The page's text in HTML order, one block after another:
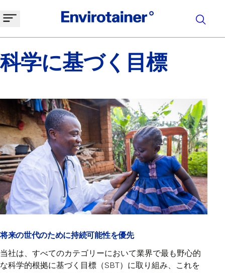
科学に基づく目標
将来の世代のために持続可能性を優先
当社は、すべてのカテゴリーにおいて業界で最も野心的
な科学的根拠に基づく目標（SBT）に取り組み、これを